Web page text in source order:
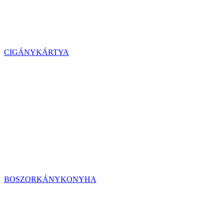
CIGÁNYKÁRTYA
BOSZORKÁNYKONYHA